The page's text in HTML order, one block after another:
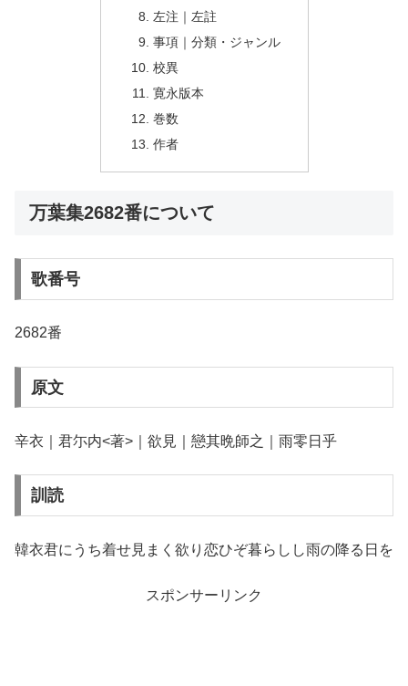
左注｜左註
事項｜分類・ジャンル
校異
寛永版本
巻数
作者
万葉集2682番について
歌番号
2682番
原文
辛衣｜君尓内<著>｜欲見｜戀其晩師之｜雨零日乎
訓読
韓衣君にうち着せ見まく欲り恋ひぞ暮らしし雨の降る日を
スポンサーリンク